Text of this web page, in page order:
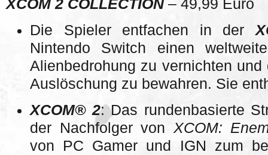
XCOM 2 COLLECTION – 49,99 Euro
Die Spieler entfachen in der
Nintendo Switch einen
Alienbedrohung zu vernichten
Auslöschung zu bewahren. Sie
XCOM® 2: Das rundenbasierte
der Nachfolger von XCOM:
von PC Gamer und IGN zum